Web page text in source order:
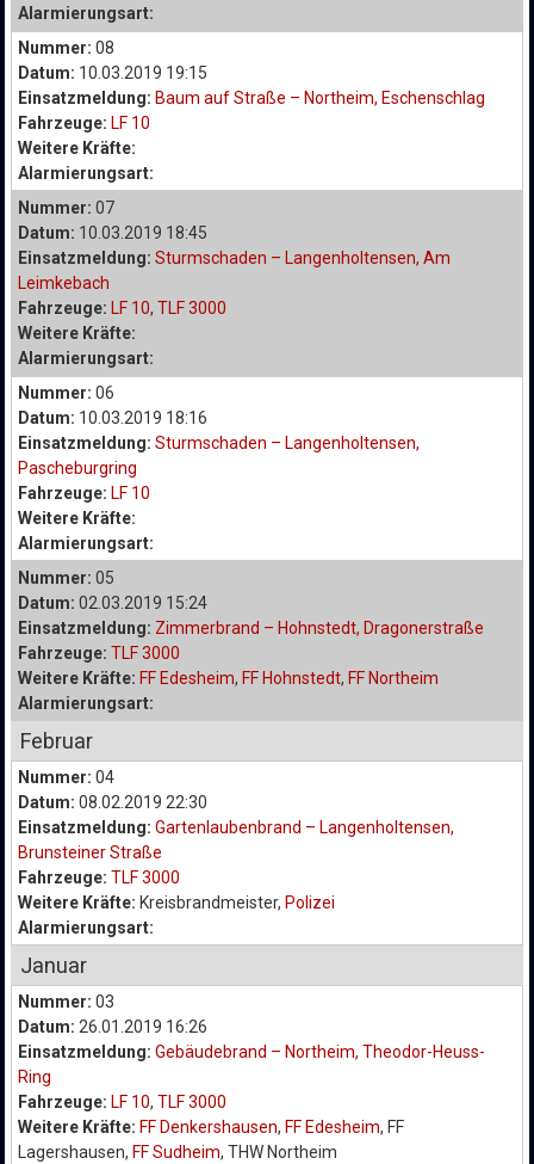
Alarmierungsart:
Nummer: 08
Datum: 10.03.2019 19:15
Einsatzmeldung: Baum auf Straße – Northeim, Eschenschlag
Fahrzeuge: LF 10
Weitere Kräfte:
Alarmierungsart:
Nummer: 07
Datum: 10.03.2019 18:45
Einsatzmeldung: Sturmschaden – Langenholtensen, Am
Leimkebach
Fahrzeuge:
LF 10, TLF 3000
Weitere Kräfte:
Alarmierungsart:
Nummer: 06
Datum: 10.03.2019 18:16
Einsatzmeldung: Sturmschaden – Langenholtensen,
Pascheburgring
Fahrzeuge: LF 10
Weitere Kräfte:
Alarmierungsart:
Nummer: 05
Datum: 02.03.2019 15:24
Einsatzmeldung: Zimmerbrand – Hohnstedt, Dragonerstraße
Fahrzeuge: TLF 3000
Weitere Kräfte: FF Edesheim, FF Hohnstedt, FF Northeim
Alarmierungsart:
Februar
Nummer: 04
Datum: 08.02.2019 22:30
Einsatzmeldung: Gartenlaubenbrand – Langenholtensen,
Brunsteiner Straße
Fahrzeuge: TLF 3000
Weitere Kräfte: Kreisbrandmeister, Polizei
Alarmierungsart:
Januar
Nummer: 03
Datum: 26.01.2019 16:26
Einsatzmeldung: Gebäudebrand – Northeim, Theodor-Heuss-
Ring
Fahrzeuge: LF 10, TLF 3000
Weitere Kräfte: FF Denkershausen, FF Edesheim, FF
Lagershausen, FF Sudheim, THW Northeim